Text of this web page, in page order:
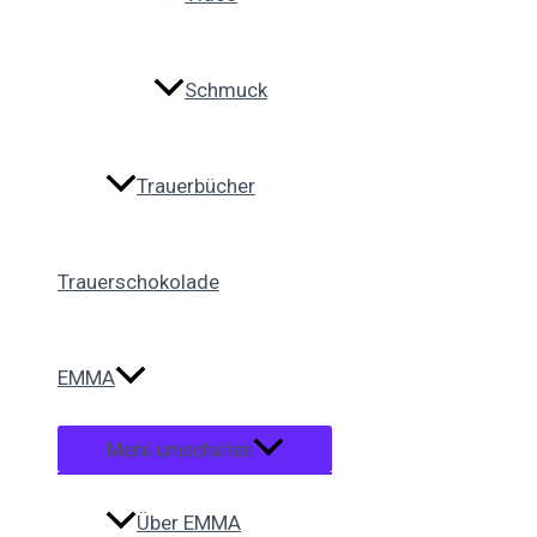
Schmuck
Trauerbücher
Trauerschokolade
EMMA
Menü umschalten
Über EMMA